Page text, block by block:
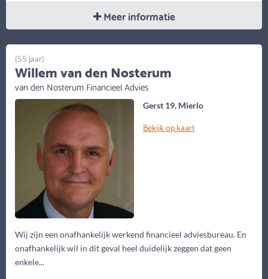
Meer informatie
Gerst 19, Mierlo
Bekijk op kaart
Wij zijn een onafhankelijk werkend financieel adviesbureau. En
onafhankelijk wil in dit geval heel duidelijk zeggen dat geen
enkele...
(55 jaar)
Willem van den Nosterum
van den Nosterum Financieel Advies